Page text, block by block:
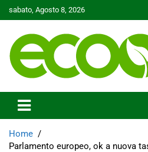
to
sabato, Agosto 8, 2026
Ecoo.it
Home
Parlamento europeo, ok a nuova